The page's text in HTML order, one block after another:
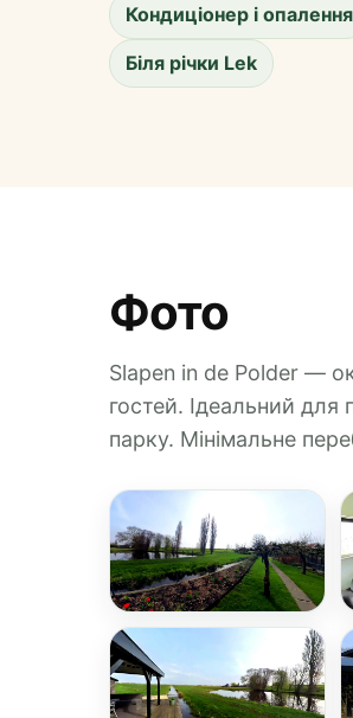
Кондиціонер і опалення
Біля річки Lek
Фото
Slapen in de Polder —
гостей. Ідеальний для
парку. Мінімальне